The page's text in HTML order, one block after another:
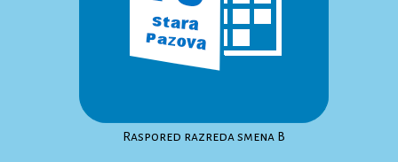
Raspored razreda smena B